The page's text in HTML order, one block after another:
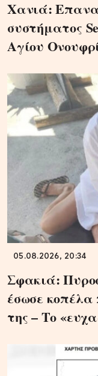
Χανιά:
συστήματος
Αγίου
05.08.2026, 20:34
Σφακιά:
έσωσε κοπέλα
της – Το